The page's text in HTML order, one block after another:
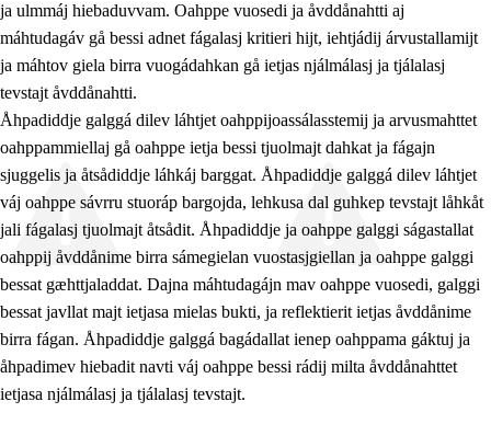
ja ulmmáj hiebaduvvam. Oahppe vuosedi ja åvddånahtti aj
máhtudagáv gå bessi adnet fágalasj kritieri hijt, iehtjádij árvustallamijt
ja máhtov giela birra vuogádahkan gå ietjas njálmálasj ja tjálalasj
tevstajt åvddånahtti.
Åhpadiddje galggá dilev láhtjet oahppijoassálasstemij ja arvusmahttet
oahppammiellaj gå oahppe ietja bessi tjuolmajt dahkat ja fágajn
sjuggelis ja åtsådiddje láhkáj barggat. Åhpadiddje galggá dilev láhtjet
váj oahppe sávrru stuoráp bargojda, lehkusa dal guhkep tevstajt låhkåt
jali fágalasj tjuolmajt åtsådit. Åhpadiddje ja oahppe galggi ságastallat
oahppij åvddånime birra sámegielan vuostasjgiellan ja oahppe galggi
bessat gæhttjaladdat. Dajna máhtudagájn mav oahppe vuosedi, galggi
bessat javllat majt ietjasa mielas bukti, ja reflektierit ietjas åvddånime
birra fágan. Åhpadiddje galggá bagádallat ienep oahppama gáktuj ja
åhpadimev hiebadit navti váj oahppe bessi rádij milta åvddånahttet
ietjasa njálmálasj ja tjálalasj tevstajt.